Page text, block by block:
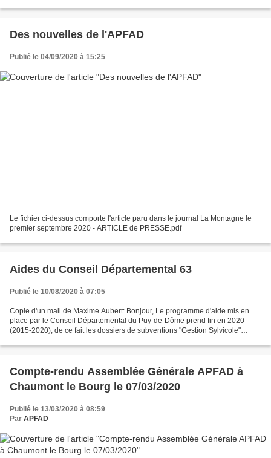
Des nouvelles de l'APFAD
Publié le 04/09/2020 à 15:25
Le fichier ci-dessus comporte l'article paru dans le journal La Montagne le
premier septembre 2020 - ARTICLE de PRESSE.pdf
Aides du Conseil Départemental 63
Publié le 10/08/2020 à 07:05
Copie d'un mail de Maxime Aubert: Bonjour, Le programme d'aide mis en
place par le Conseil Départemental du Puy-de-Dôme prend fin en 2020
(2015-2020), de ce fait les dossiers de subventions "Gestion Sylvicole"
Compte-rendu Assemblée Générale APFAD à
Chaumont le Bourg le 07/03/2020
Publié le 13/03/2020 à 08:59
Par APFAD